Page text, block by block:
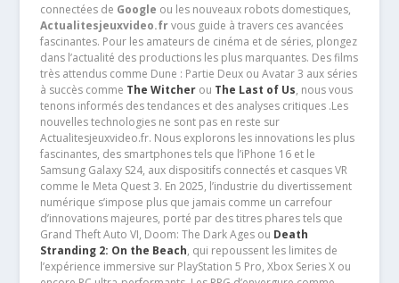
connectées de Google ou les nouveaux robots domestiques,
Actualitesjeuxvideo.frvous guide à travers ces avancées
fascinantes. Pour les amateurs de cinéma et de séries, plongez
dans l’actualité des productions les plus marquantes. Des films
très attendus comme Dune : Partie Deux ou Avatar 3 aux séries
à succès comme The Witcherou The Last of Us, nous vous
tenons informés des tendances et des analyses critiques .Les
nouvelles technologies ne sont pas en reste sur
Actualitesjeuxvideo.fr. Nous explorons les innovations les plus
fascinantes, des smartphones tels que l’iPhone 16 et le
Samsung Galaxy S24, aux dispositifs connectés et casques VR
comme le Meta Quest 3. En 2025, l’industrie du divertissement
numérique s’impose plus que jamais comme un carrefour
d’innovations majeures, porté par des titres phares tels que
Grand Theft Auto VI, Doom: The Dark Ages ou Death
Stranding 2: On the Beach, qui repoussent les limites de
l’expérience immersive sur PlayStation 5 Pro, Xbox Series X ou